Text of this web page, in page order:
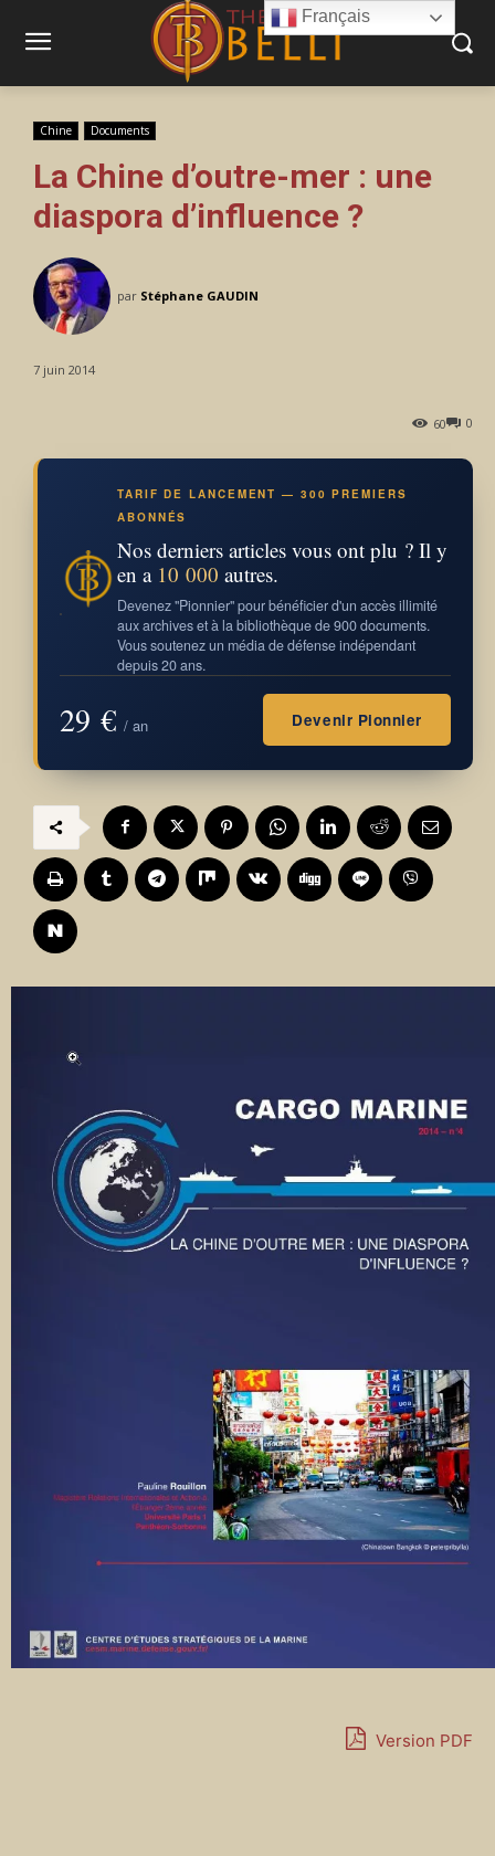
Chine Documents
La Chine d’outre-mer : une
diaspora d’influence ?
par Stéphane GAUDIN
7 juin 2014
0
60
TARIF DE LANCEMENT — 300 PREMIERS
ABONNÉS
Nos derniers articles vous ont plu ? Il y
en a 10 000 autres.
Devenez "Pionnier" pour bénéficier d'un accès illimité
aux archives et à la bibliothèque de 900 documents.
Vous soutenez un média de défense indépendant
depuis 20 ans.
29 € / an Devenir Pionnier
Version PDF
Français